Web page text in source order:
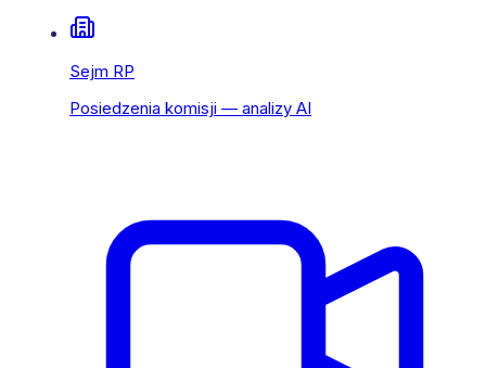
Sejm RP
Posiedzenia komisji — analizy AI